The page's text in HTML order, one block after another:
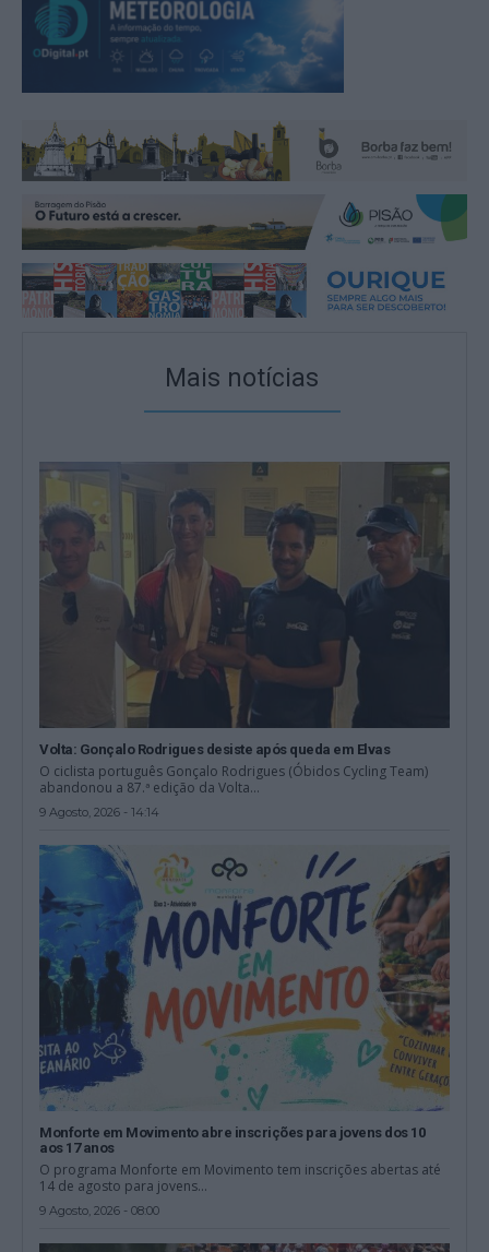
Mais notícias
Volta: Gonçalo Rodrigues desiste após queda em Elvas
O ciclista português Gonçalo Rodrigues (Óbidos Cycling Team)
abandonou a 87.ª edição da Volta...
9 Agosto, 2026 - 14:14
Monforte em Movimento abre inscrições para jovens dos 10
aos 17 anos
O programa Monforte em Movimento tem inscrições abertas até
14 de agosto para jovens...
9 Agosto, 2026 - 08:00